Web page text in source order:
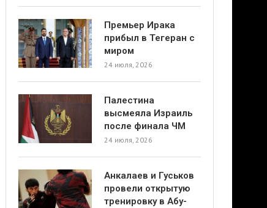
Премьер Ирака
прибыл в Тегеран с
миром
24 июля, 2026
Палестина
высмеяла Израиль
после финала ЧМ
24 июля, 2026
Анкалаев и Гуськов
провели открытую
тренировку в Абу-